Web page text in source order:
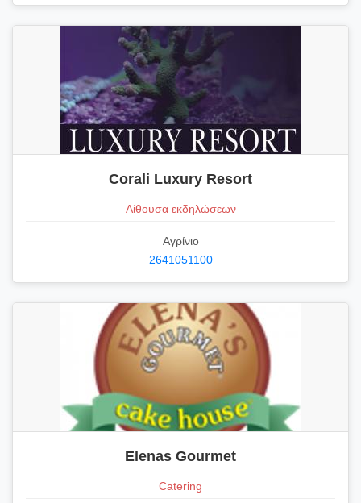
Corali Luxury Resort
Αίθουσα εκδηλώσεων
Αγρίνιο
2641051100
Elenas Gourmet
Catering